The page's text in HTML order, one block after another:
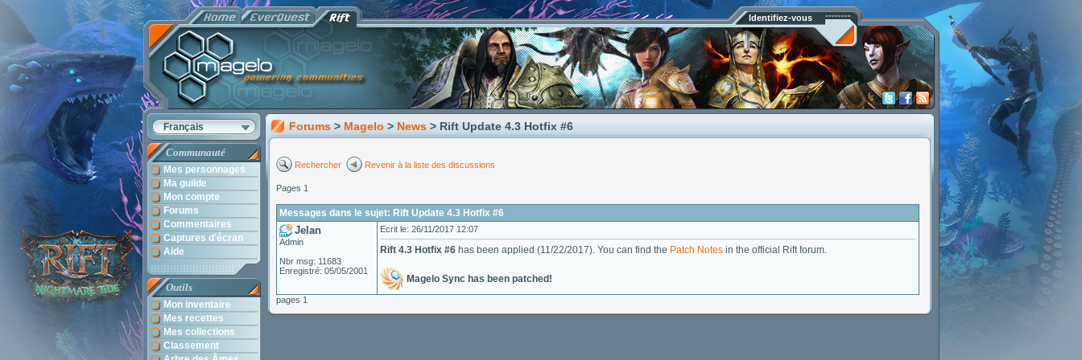
Identifiez-vous
Français
Communauté
Mes personnages
Ma guilde
Mon compte
Forums
Commentaires
Captures d'écran
Aide
Outils
Mon inventaire
Mes recettes
Mes collections
Classement
Forums > Magelo > News > Rift Update 4.3 Hotfix #6
Rechercher Revenir à la liste des discussions
Pages 1
Messages dans le sujet: Rift Update 4.3 Hotfix #6
Jelan
Admin
Nbr msg: 11683
Enregistré: 05/05/2001
Ecrit le: 26/11/2017 12:07
Rift 4.3 Hotfix #6 has been applied (11/22/2017). You can find the Patch Notes in the official Rift forum.
Magelo Sync has been patched!
pages 1